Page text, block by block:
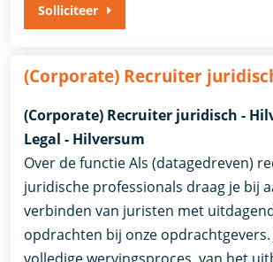
Solliciteer
(Corporate) Recruiter
(Corporate) Recruiter juridisch -
Legal - Hilversum
Over de functie Als (datagedreven)
juridische professionals draag je bij
verbinden van juristen met
opdrachten bij onze opdrachtgevers.